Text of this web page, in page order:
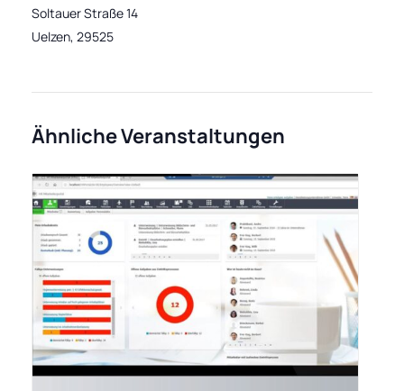
Soltauer Straße 14
Uelzen, 29525
Ähnliche Veranstaltungen